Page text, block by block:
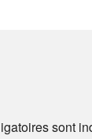
sont